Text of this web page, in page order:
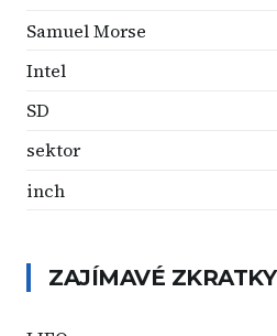
Samuel Morse
Intel
SD
sektor
inch
ZAJÍMAVÉ ZKRATKY